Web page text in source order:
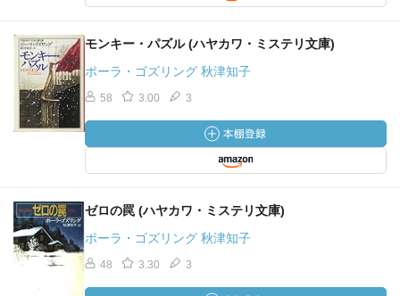
モンキー・パズル (ハヤカワ・ミステリ文庫)
ポーラ・ゴズリング 秋津知子
58 3.00 3
ゼロの罠 (ハヤカワ・ミステリ文庫)
ポーラ・ゴズリング 秋津知子
48 3.30 3